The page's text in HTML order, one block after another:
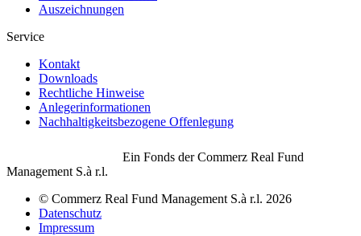
Auszeichnungen
Service
Kontakt
Downloads
Rechtliche Hinweise
Anlegerinformationen
Nachhaltigkeitsbezogene Offenlegung
Ein Fonds der Commerz Real Fund
Management S.à r.l.
© Commerz Real Fund Management S.à r.l. 2026
Datenschutz
Impressum